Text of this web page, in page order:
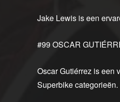
Jake Lewis is een
#99 OSCAR
Oscar Gutiérrez is een
Superbike categorieën.